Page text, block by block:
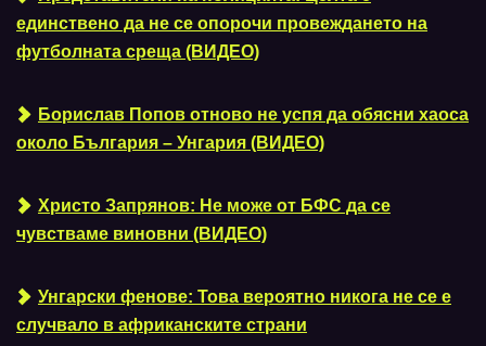
единствено да не се опорочи провеждането на
футболната среща (ВИДЕО)
Борислав Попов отново не успя да обясни хаоса
около България – Унгария (ВИДЕО)
Христо Запрянов: Не може от БФС да се
чувстваме виновни (ВИДЕО)
Унгарски фенове: Това вероятно никога не се е
случвало в африканските страни